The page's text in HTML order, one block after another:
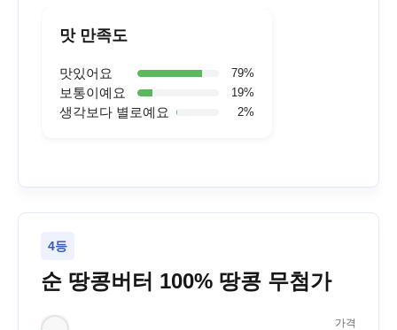
맛 만족도
맛있어요 79%
보통이예요 19%
생각보다 별로예요 2%
4등
순 땅콩버터 100% 땅콩 무첨가
가격